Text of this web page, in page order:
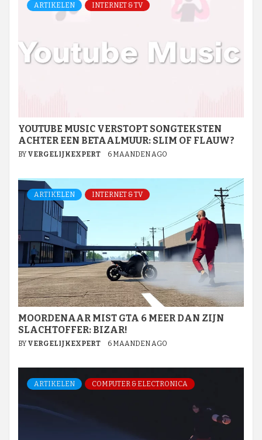
ARTIKELEN INTERNET & TV
YOUTUBE MUSIC VERSTOPT SONGTEKSTEN
ACHTER EEN BETAALMUUR: SLIM OF FLAUW?
BY VERGELIJKEXPERT 6 MAANDEN AGO
ARTIKELEN INTERNET & TV
MOORDENAAR MIST GTA 6 MEER DAN ZIJN
SLACHTOFFER: BIZAR!
BY VERGELIJKEXPERT 6 MAANDEN AGO
ARTIKELEN COMPUTER & ELECTRONICA